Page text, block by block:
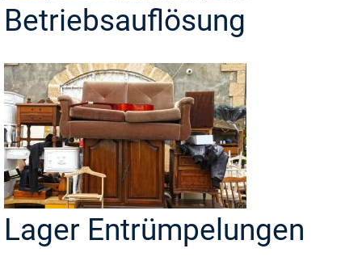
Betriebsauflösung
Lager Entrümpelungen